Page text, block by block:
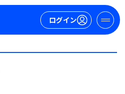
ログイン